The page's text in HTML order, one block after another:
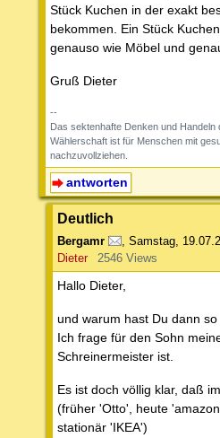
Stück Kuchen in der exakt
bekommen. Ein Stück
genauso wie Möbel und
Gruß Dieter
--
Das sektenhafte Denken und
Wählerschaft ist für Menschen mit
nachzuvollziehen.
antworten
Deutlich
Bergamr , Samstag,
Dieter
2546 Views
Hallo Dieter,
und warum hast Du dann
Ich frage für den Sohn
Schreinermeister ist.
Es ist doch völlig klar, daß
(früher 'Otto', heute
stationär 'IKEA')